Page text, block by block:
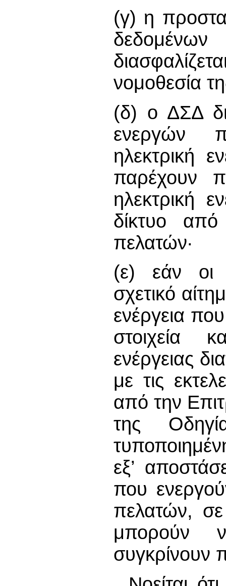
(γ) η
νομοθεσία
(δ) ο ΔΣΔ
ενεργών
ηλεκτρική
παρέχουν
ηλεκτρική
δίκτυο
πελατών·
(ε) εάν οι
σχετικό
ενέργεια
στοιχεία
ενέργειας
με τις
από την
της
εξ’
που
πελατών,
μπορούν
συγκρίνουν